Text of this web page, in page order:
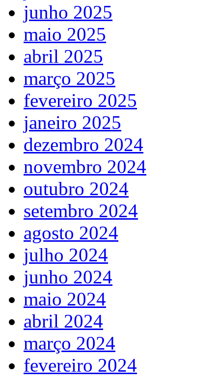
junho 2025
maio 2025
abril 2025
março 2025
fevereiro 2025
janeiro 2025
dezembro 2024
novembro 2024
outubro 2024
setembro 2024
agosto 2024
julho 2024
junho 2024
maio 2024
abril 2024
março 2024
fevereiro 2024